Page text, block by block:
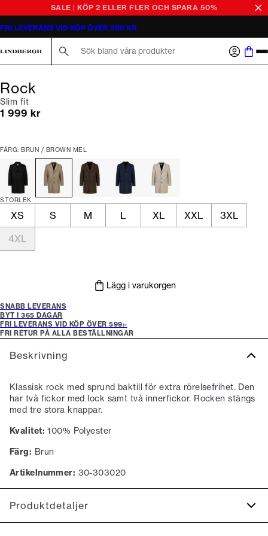
SALE | KÖP 2 ELLER FLER OCH SPARA 50%
FRI LEVERANS VID KÖP ÖVER 599 KR
Rock
Slim fit
Nuvarande pris
1 999 kr
FÄRG: BRUN / BROWN MEL
STORLEK
XS S M L XL XXL
3XL
4XL
Lägg i varukorgen
SNABB LEVERANS
BYT I 365 DAGAR
FRI LEVERANS VID KÖP ÖVER 599:-
FRI RETUR PÅ ALLA BESTÄLLNINGAR
Beskrivning
Klassisk rock med sprund baktill för extra rörelsefrihet. Den
har två fickor med lock samt två innerfickor. Rocken stängs
med tre stora knappar.
Kvalitet: 100% Polyester
Färg: Brun
Artikelnummer: 30-303020
Produktdetaljer